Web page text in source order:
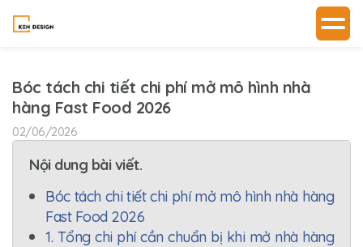
Bóc tách chi tiết chi phí mở mô hình nhà
hàng Fast Food 2026
02/06/2026
Nội dung bài viết.
Bóc tách chi tiết chi phí mở mô hình nhà hàng
Fast Food 2026
1. Tổng chi phí cần chuẩn bị khi mở nhà hàng